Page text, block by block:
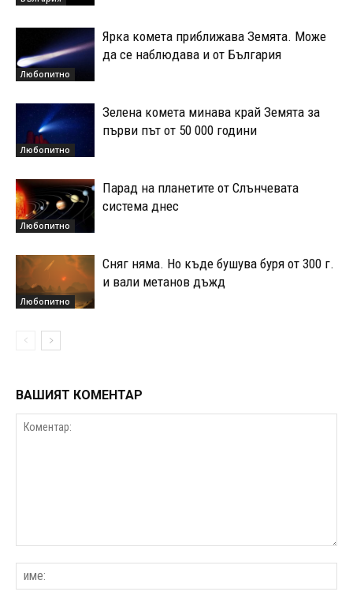
Любопитно
Ярка комета приближава Земята. Може
да се наблюдава и от България
Любопитно
Зелена комета минава край Земята за
първи път от 50 000 години
Любопитно
Парад на планетите от Слънчевата
система днес
Любопитно
Сняг няма. Но къде бушува буря от 300 г.
и вали метанов дъжд
ВАШИЯТ КОМЕНТАР